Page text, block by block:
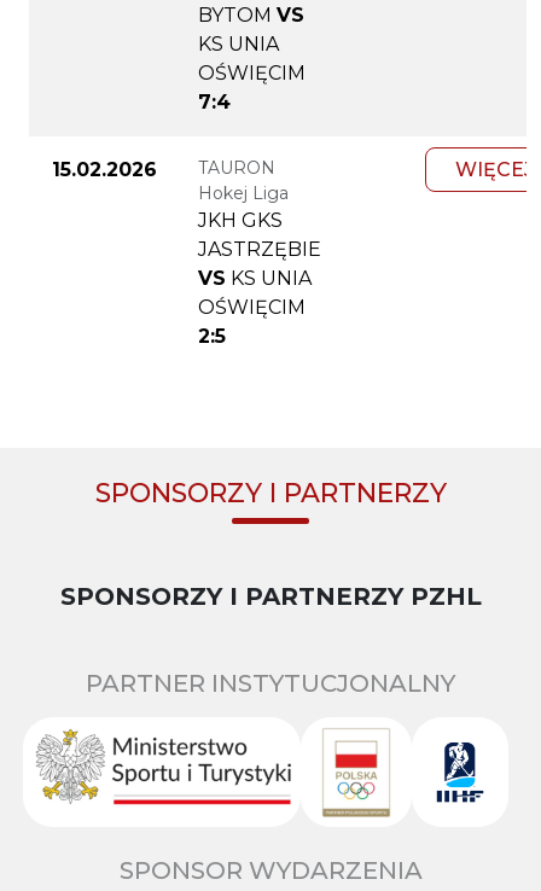
BYTOM VS
KS UNIA
OŚWIĘCIM
7:4
15.02.2026
TAURON
Hokej Liga
JKH GKS
JASTRZĘBIE
VS KS UNIA
OŚWIĘCIM
2:5
WIĘCEJ
SPONSORZY I PARTNERZY
SPONSORZY I PARTNERZY PZHL
PARTNER INSTYTUCJONALNY
SPONSOR WYDARZENIA